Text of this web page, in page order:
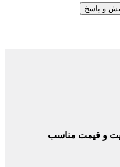
و پاسخ
و قیمت مناسب